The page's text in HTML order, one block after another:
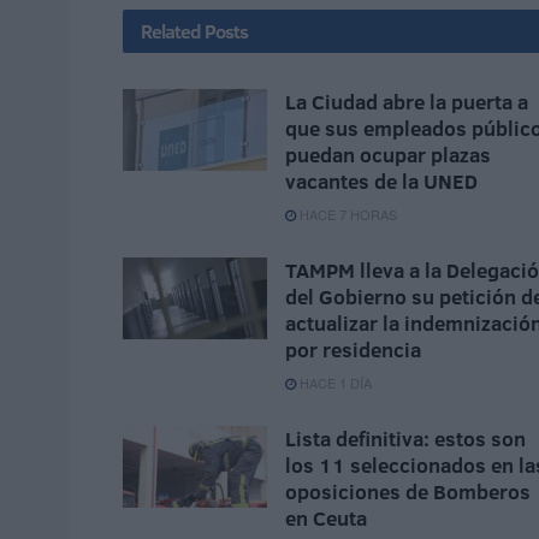
Related Posts
La Ciudad abre la puerta a
que sus empleados
puedan ocupar plazas
vacantes de la UNED
HACE 7 HORAS
TAMPM lleva a la
del Gobierno su petición
actualizar la
por residencia
HACE 1 DÍA
Lista definitiva: estos son
los 11 seleccionados en
oposiciones de Bomberos
en Ceuta